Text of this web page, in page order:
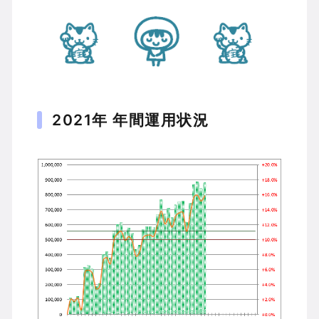
2021年 年間運用状況